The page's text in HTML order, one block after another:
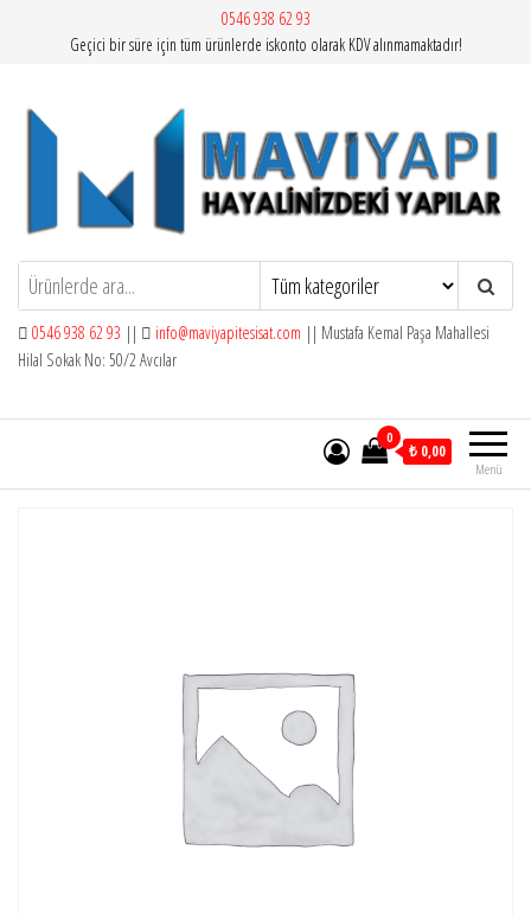
0546 938 62 93
Geçici bir süre için tüm ürünlerde iskonto olarak KDV alınmamaktadır!
Mavi Yapı | Vitra Artema
0546 938 62 93 || info@maviyapitesisat.com || Mustafa Kemal Paşa Mahallesi
Hilal Sokak No: 50/2 Avcılar
Menü
0
₺ 0,00